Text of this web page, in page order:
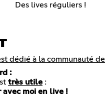
Des lives réguliers !
dédié à la communauté de
:
très utile :
avec moi en live !